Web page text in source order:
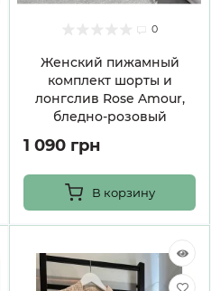
0
Женский пижамный
комплект шорты и
лонгслив Rose Amour,
бледно-розовый
1 090 грн
В корзину